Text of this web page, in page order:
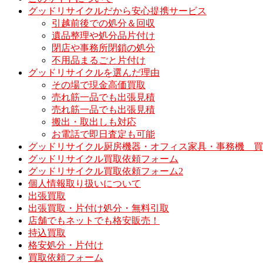
グッドリサイクルだから安心提携サービス
引越前後での処分＆回収
遺品整理や処分品片付け
閉店や事務所閉鎖の処分
不用品まるごと片付け
グッドリサイクルを選んだ理由
その場で現金高価買取
売れ筋一品でも出張見積
売れ筋一品でも出張見積
搬出・取出しも対応
お電話で即日査定も可能
グッドリサイクル厨房機器・オフィス家具・事務機
グッドリサイクル買取依頼フォーム
グッドリサイクル買取依頼フォーム2
個人情報取り扱いについて
出張買取
出張買取・片付け処分・無料引取
店舗でもネットでも格安販売！
持込買取
格安処分・片付け
買取依頼フォーム